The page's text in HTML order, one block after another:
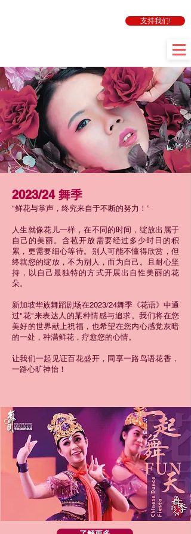
支持我们!
2023/24 舞季
"鲜花与掌声，终究来自于不断的努力！”
人生就像花儿一样，在不同的时间，绽放出属于
自己的美丽。含苞开放需要经过多少时日的积
累，更需要细心等待。别人可能不懂得欣赏，但
终就您的绽放，不为别人，而为自己。且耐心坚
持，以自己最独特的方式开展出自性美丽的花
朵。
新加坡华族舞蹈剧场在2023/24舞季《花语》中通
过"花"来表达人的某种情感与追求。我们将在您
美好的世界献上祝福，也希望在您内心感觉灰暗
的一处，种满鲜花，疗愈您的心情。
让我们一起见证百花盛开，同享一路鸟语花香，
一路心旷神怡！